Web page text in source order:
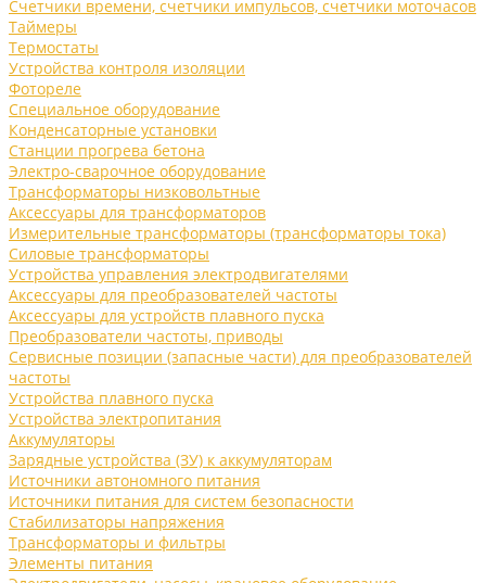
Счетчики времени, счетчики импульсов, счетчики моточасов
Таймеры
Термостаты
Устройства контроля изоляции
Фотореле
Специальное оборудование
Конденсаторные установки
Станции прогрева бетона
Электро-сварочное оборудование
Трансформаторы низковольтные
Аксессуары для трансформаторов
Измерительные трансформаторы (трансформаторы тока)
Силовые трансформаторы
Устройства управления электродвигателями
Аксессуары для преобразователей частоты
Аксессуары для устройств плавного пуска
Преобразователи частоты, приводы
Сервисные позиции (запасные части) для преобразователей
частоты
Устройства плавного пуска
Устройства электропитания
Аккумуляторы
Зарядные устройства (ЗУ) к аккумуляторам
Источники автономного питания
Источники питания для систем безопасности
Стабилизаторы напряжения
Трансформаторы и фильтры
Элементы питания